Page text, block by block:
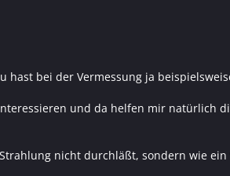
hast bei der Vermessung ja
und da helfen mir natürlich
nicht durchläßt, sondern wie